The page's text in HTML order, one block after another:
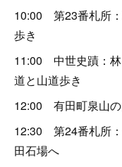
10:00 第23番札所
歩き
11:00 中世史蹟：林
道と山道歩き
12:00 有田町泉山の
12:30 第24番札所
田石場へ